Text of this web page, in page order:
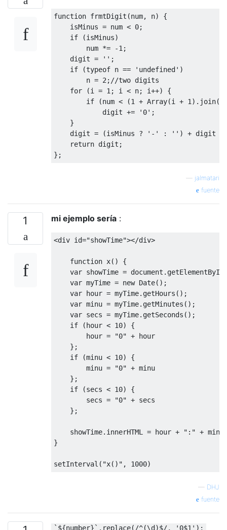
function frmtDigit (num, n)
{
    isMinus
= num < 0;
if
(isMinus)
        num
*= -1 ;
    digit
= '' ;
if
(typeof n == 'undefined' )
        n
= 2 ; //two digits
for
(i = 1 ; i < n; i++)
{
if
(num < (1 + Array(i + 1 ). join(
            digit
+= '0' ;
}
    digit
= (isMinus ? '-' : '' ) + digit
return digit ;
};
jalmatari
fuente
1 mi ejemplo sería :
<div id="showTime"></div>
function x()
{
var showTime = document . getElementById
var myTime = new Date();
var hour = myTime. getHours ();
var minu = myTime. getMinutes ();
var secs = myTime. getSeconds ();
if
(hour < 10)
{
        hour
= "0" + hour
};
if
(minu < 10)
{
        minu
= "0" + minu
};
if
(secs < 10)
{
        secs
= "0" + secs
};
    showTime
. innerHTML = hour + ":" +
}
setInterval ( "x()" , 1000)
— DHJ
fuente
`${number}`.replace(/^(\d)$/, '0$1');